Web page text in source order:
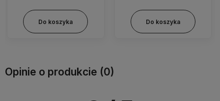
Do koszyka Do koszyka
Opinie o produkcie (0)